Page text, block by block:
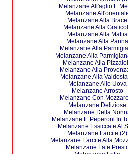
Melanzane All'aglio E
Melanzane
Melanzane Alla Brace
Melanzane Alla
Melanzane Alla Mattia
Melanzane Alla Panna
Melanzane Alla
Melanzane Alla
Melanzane Alla
Melanzane Alla
Melanzane Alla
Melanzane Alle Uova
Melanzane Arrosto
Melanzane Con
Melanzane Deliziose
Melanzane Della
Melanzane E Peperoni In
Melanzane Essiccate Al
Melanzane Farcite (2)
Melanzane Farcite Alla
Melanzane Fate